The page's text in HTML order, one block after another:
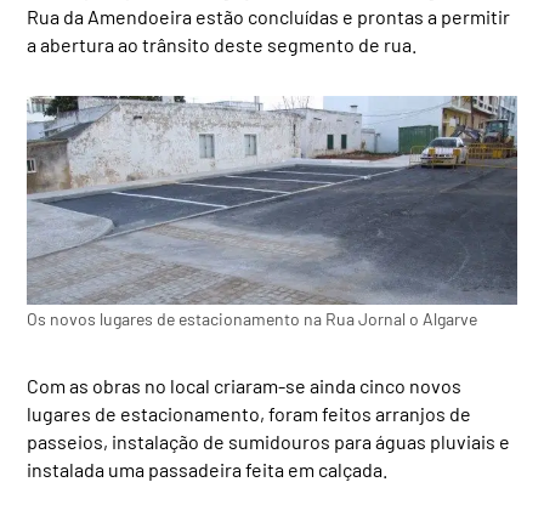
Rua da Amendoeira estão concluídas e prontas a permitir
a abertura ao trânsito deste segmento de rua.
Os novos lugares de estacionamento na Rua Jornal o Algarve
Com as obras no local criaram-se ainda cinco novos
lugares de estacionamento, foram feitos arranjos de
passeios, instalação de sumidouros para águas pluviais e
instalada uma passadeira feita em calçada.